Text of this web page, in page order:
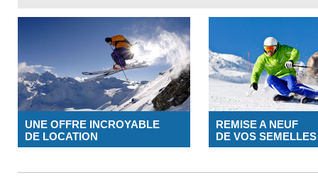
UNE OFFRE INCROYABLE
DE LOCATION
REMISE A NEUF
DE VOS SEMELLES